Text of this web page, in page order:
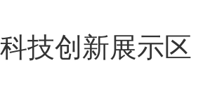
科技创新展示区